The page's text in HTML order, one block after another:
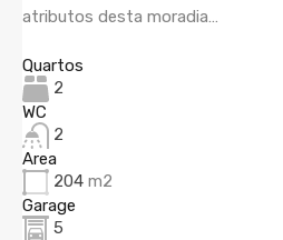
atributos desta moradia…
Quartos
2
WC
2
Area
204 m2
Garage
5